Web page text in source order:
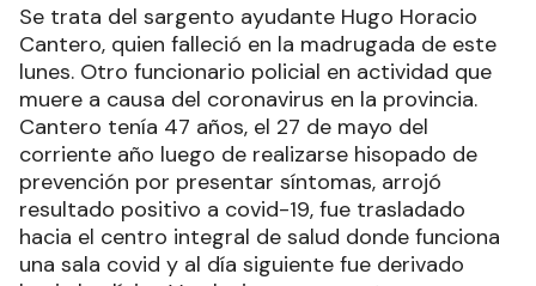
Se trata del sargento ayudante Hugo Horacio
Cantero, quien falleció en la madrugada de este
lunes. Otro funcionario policial en actividad que
muere a causa del coronavirus en la provincia.
Cantero tenía 47 años, el 27 de mayo del
corriente año luego de realizarse hisopado de
prevención por presentar síntomas, arrojó
resultado positivo a covid-19, fue trasladado
hacia el centro integral de salud donde funciona
una sala covid y al día siguiente fue derivado